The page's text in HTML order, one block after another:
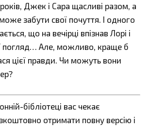
Джек і Сара щасливі разом, а
забути свої почуття. І одного
що на вечірці впізнав Лорі і
погляд… Але, можливо, краще б
цієї правди. Чи можуть вони
бібліотеці вас чекає
отримати повну версію і